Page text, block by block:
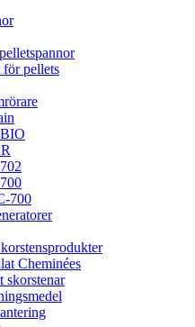
för pellets
700
Cheminées